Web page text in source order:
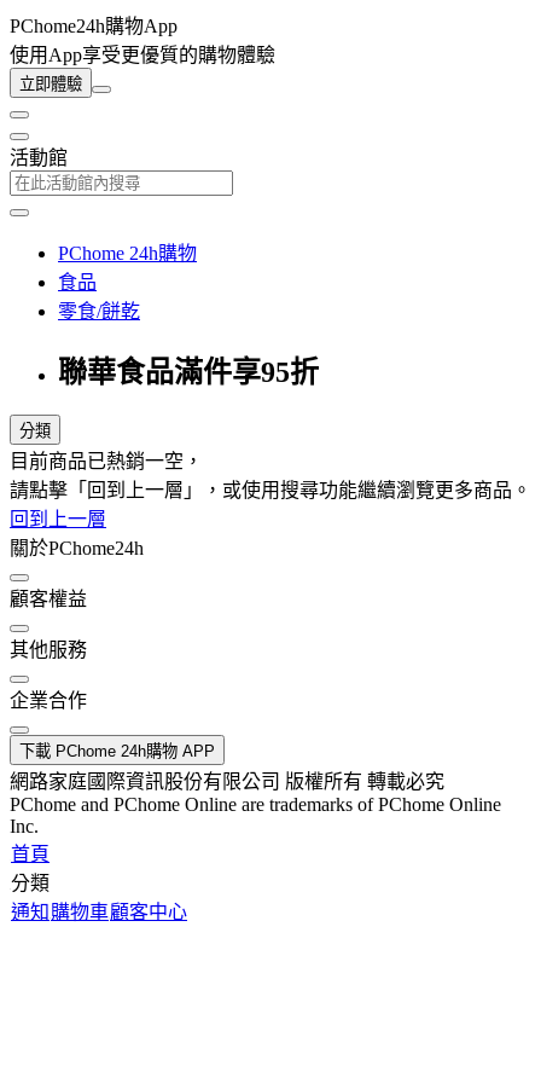
PChome24h購物App
使用App享受更優質的購物體驗
立即體驗
活動館
PChome 24h購物
食品
零食/餅乾
聯華食品滿件享95折
分類
目前商品已熱銷一空，
請點擊「回到上一層」，或使用搜尋功能繼續瀏覽更多商品。
回到上一層
關於PChome24h
顧客權益
其他服務
企業合作
下載 PChome 24h購物 APP
網路家庭國際資訊股份有限公司 版權所有 轉載必究
PChome and PChome Online are trademarks of PChome Online
Inc.
首頁
分類
通知 購物車顧客中心